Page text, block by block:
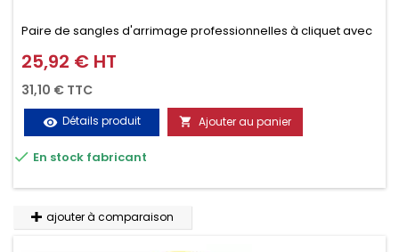
Paire de sangles d'arrimage professionnelles à cliquet avec
crochet en 2 parties (4.5M + 0.5M / 400daN), simple et rapide
d'utilisation. Permet d'arrimer et de sécuriser
vos chargements pendant le transport. Matière polyester
très résistante aux UV et aux variations de températures,
n'absorbe pas l'eau.
Prix
25,92 € HT
31,10 € TTC
visibility Détails produit  Ajouter au panier
 En stock fabricant
ajouter à comparaison